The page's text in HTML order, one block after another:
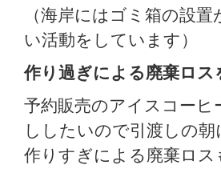
（海岸にはゴミ箱の設
い活動をしています）
作り過ぎによる廃棄ロス
予約販売のアイスコー
ししたいので引渡しの
作りすぎによる廃棄ロス